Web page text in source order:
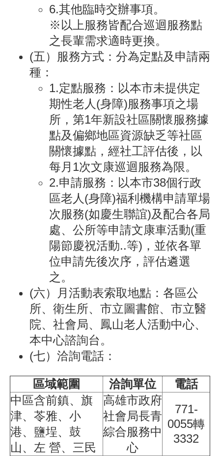
6.其他臨時交辦事項。
※以上服務皆配合巡迴服務點
之長輩需求適時更換。
(五）服務方式：分為定點及申請兩
種：
1.定點服務：以本市未提供定
期性老人(身障)服務事項之場
所，第1年新設社區關懷服務據
點及偏鄉地區資源缺乏等社區
關懷據點，經社工評估後，以
每月1次文康巡迴服務為限。
2.申請服務：以本市38個行政
區老人(身障)福利機構申請單場
次服務(如慶生聯誼)及配合各局
處、公所等申請文康車活動(重
陽節慶祝活動..等)，並依各單
位申請先後次序，評估遴選
之。
(六）月活動表索取地點：各區公
所、衛生所、市立圖書館、市立醫
院、社會局、鳳山老人活動中心、
本中心諮詢台。
(七）洽詢電話：
區域範圍 洽詢單位
電話
中區含前鎮、旗
津、苓雅、小
港、鹽埕、鼓
山、左 營、三民
高雄市政府
社會局長青
綜合服務中
心
771-
0055轉
3332